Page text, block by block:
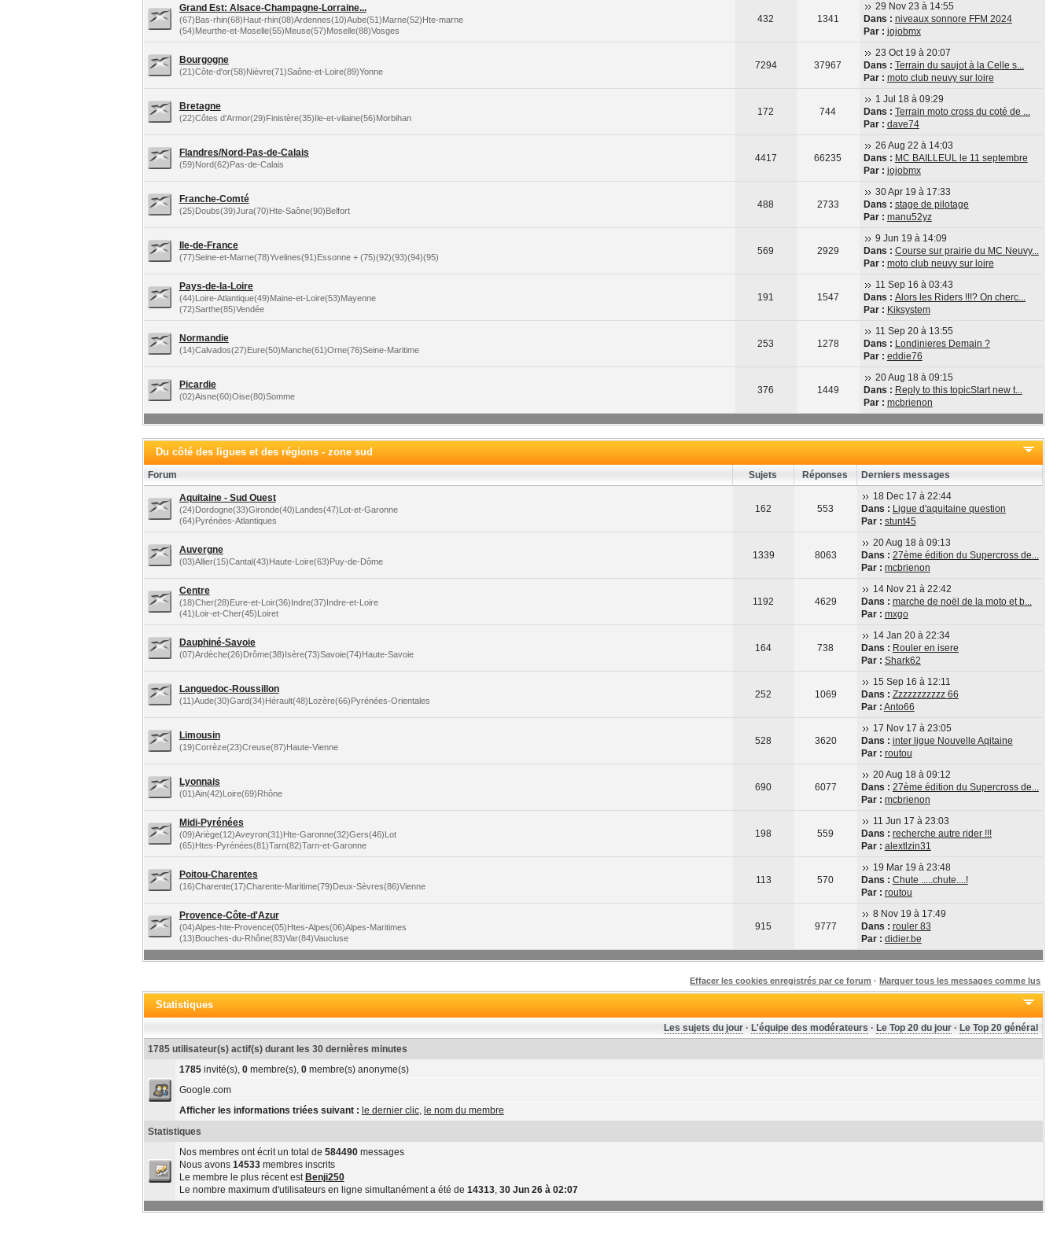
Grand Est: Alsace-Champagne-Lorraine...
(67)Bas-rhin(68)Haut-rhin(08)Ardennes(10)Aube(51)Marne(52)Hte-marne
(54)Meurthe-et-Moselle(55)Meuse(57)Moselle(88)Vosges
432 1341
29 Nov 23 à 14:55
Dans : niveaux sonnore FFM 2024
Par : jojobmx
Bourgogne
(21)Côte-d'or(58)Nièvre(71)Saône-et-Loire(89)Yonne
7294 37967
23 Oct 19 à 20:07
Dans : Terrain du saujot à la Celle s...
Par : moto club neuvy sur loire
Bretagne
(22)Côtes d'Armor(29)Finistère(35)Ile-et-vilaine(56)Morbihan
172 744
1 Jul 18 à 09:29
Dans : Terrain moto cross du coté de ...
Par : dave74
Flandres/Nord-Pas-de-Calais
(59)Nord(62)Pas-de-Calais
4417 66235
26 Aug 22 à 14:03
Dans : MC BAILLEUL le 11 septembre
Par : jojobmx
Franche-Comté
(25)Doubs(39)Jura(70)Hte-Saône(90)Belfort
488 2733
30 Apr 19 à 17:33
Dans : stage de pilotage
Par : manu52yz
Ile-de-France
(77)Seine-et-Marne(78)Yvelines(91)Essonne + (75)(92)(93)(94)(95)
569 2929
9 Jun 19 à 14:09
Dans : Course sur prairie du MC Neuvy...
Par : moto club neuvy sur loire
Pays-de-la-Loire
(44)Loire-Atlantique(49)Maine-et-Loire(53)Mayenne
(72)Sarthe(85)Vendée
191 1547
11 Sep 16 à 03:43
Dans : Alors les Riders !!!? On cherc...
Par : Kiksystem
Normandie
(14)Calvados(27)Eure(50)Manche(61)Orne(76)Seine-Maritime
253 1278
11 Sep 20 à 13:55
Dans : Londinieres Demain ?
Par : eddie76
Picardie
(02)Aisne(60)Oise(80)Somme
376 1449
20 Aug 18 à 09:15
Dans : Reply to this topicStart new t...
Par : mcbrienon
Du côté des ligues et des régions - zone sud
Forum Sujets Réponses Derniers messages
Aquitaine - Sud Ouest
(24)Dordogne(33)Gironde(40)Landes(47)Lot-et-Garonne
(64)Pyrénées-Atlantiques
162 553
18 Dec 17 à 22:44
Dans : Ligue d'aquitaine question
Par : stunt45
Auvergne
(03)Allier(15)Cantal(43)Haute-Loire(63)Puy-de-Dôme
1339 8063
20 Aug 18 à 09:13
Dans : 27ème édition du Supercross de...
Par : mcbrienon
Centre
(18)Cher(28)Eure-et-Loir(36)Indre(37)Indre-et-Loire
(41)Loir-et-Cher(45)Loiret
1192 4629
14 Nov 21 à 22:42
Dans : marche de noël de la moto et b...
Par : mxgo
Dauphiné-Savoie
(07)Ardèche(26)Drôme(38)Isère(73)Savoie(74)Haute-Savoie
164 738
14 Jan 20 à 22:34
Dans : Rouler en isere
Par : Shark62
Languedoc-Roussillon
(11)Aude(30)Gard(34)Hérault(48)Lozère(66)Pyrénées-Orientales
252 1069
15 Sep 16 à 12:11
Dans : Zzzzzzzzzzz 66
Par : Anto66
Limousin
(19)Corrèze(23)Creuse(87)Haute-Vienne
528 3620
17 Nov 17 à 23:05
Dans : inter ligue Nouvelle Aqitaine
Par : routou
Lyonnais
(01)Ain(42)Loire(69)Rhône
690 6077
20 Aug 18 à 09:12
Dans : 27ème édition du Supercross de...
Par : mcbrienon
Midi-Pyrénées
(09)Ariège(12)Aveyron(31)Hte-Garonne(32)Gers(46)Lot
(65)Htes-Pyrénées(81)Tarn(82)Tarn-et-Garonne
198 559
11 Jun 17 à 23:03
Dans : recherche autre rider !!!
Par : alextlzin31
Poitou-Charentes
(16)Charente(17)Charente-Maritime(79)Deux-Sèvres(86)Vienne
113 570
19 Mar 19 à 23:48
Dans : Chute .....chute....!
Par : routou
Provence-Côte-d'Azur
(04)Alpes-hte-Provence(05)Htes-Alpes(06)Alpes-Maritimes
(13)Bouches-du-Rhône(83)Var(84)Vaucluse
915 9777
8 Nov 19 à 17:49
Dans : rouler 83
Par : didier.be
Effacer les cookies enregistrés par ce forum ·Marquer tous les messages comme lus
Statistiques
Les sujets du jour· L'équipe des modérateurs · Le Top 20 du jour· Le Top 20 général
1785 utilisateur(s) actif(s) durant les 30 dernières minutes
1785invité(s), 0membre(s), 0membre(s) anonyme(s)
Google.com
Afficher les informations triées suivant : le dernier clic, le nom du membre
Statistiques
Nos membres ont écrit un total de 584490messages
Nous avons 14533membres inscrits
Le membre le plus récent est Benji250
Le nombre maximum d'utilisateurs en ligne simultanément a été de 14313, 30 Jun 26 à 02:07